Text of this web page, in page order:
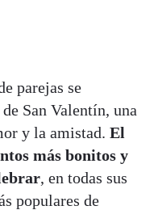
parejas se
San Valentín, una
y la amistad. El
más bonitos y
, en todas sus
populares de